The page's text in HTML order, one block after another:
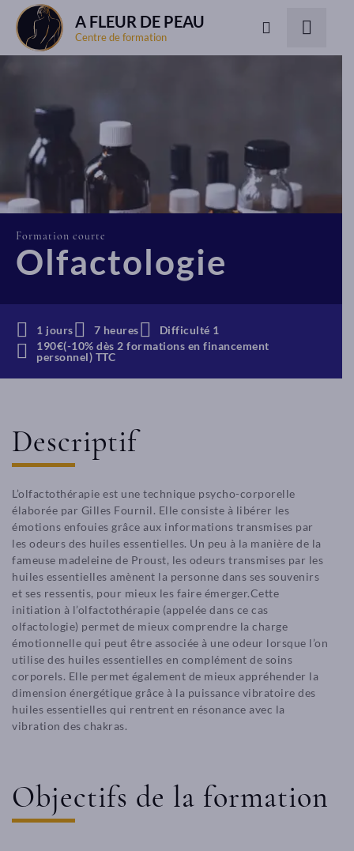
A FLEUR DE PEAU
Centre de formation
Formation courte
Olfactologie
1 jours 7 heures
Difficulté 1
190€(-10% dès 2 formations en financement
personnel) TTC
Descriptif
L’olfactothérapie est une technique psycho-corporelle
élaborée par Gilles Fournil. Elle consiste à libérer les
émotions enfouies grâce aux informations transmises par
les odeurs des huiles essentielles. Un peu à la manière de la
fameuse madeleine de Proust, les odeurs transmises par les
huiles essentielles amènent la personne dans ses souvenirs
et ses ressentis, pour mieux les faire émerger.Cette
initiation à l’olfactothérapie (appelée dans ce cas
olfactologie) permet de mieux comprendre la charge
émotionnelle qui peut être associée à une odeur lorsque l’on
utilise des huiles essentielles en complément de soins
corporels. Elle permet également de mieux appréhender la
dimension énergétique grâce à la puissance vibratoire des
huiles essentielles qui rentrent en résonance avec la
vibration des chakras.
Objectifs de la formation